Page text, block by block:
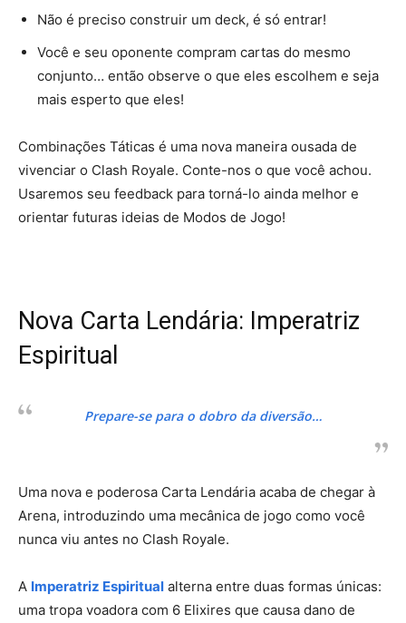
Não é preciso construir um deck, é só entrar!
Você e seu oponente compram cartas do mesmo
conjunto… então observe o que eles escolhem e seja
mais esperto que eles!
Combinações Táticas é uma nova maneira ousada de
vivenciar o Clash Royale. Conte-nos o que você achou.
Usaremos seu feedback para torná-lo ainda melhor e
orientar futuras ideias de Modos de Jogo!
Nova Carta Lendária: Imperatriz
Espiritual
Prepare-se para o dobro da diversão…
Uma nova e poderosa Carta Lendária acaba de chegar à
Arena, introduzindo uma mecânica de jogo como você
nunca viu antes no Clash Royale.
A Imperatriz Espiritual alterna entre duas formas únicas:
uma tropa voadora com 6 Elixires que causa dano de